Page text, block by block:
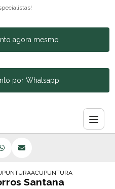
agora mesmo
por Whatsapp
DE CACHORRO
ACUPUNTURA EM
Santana